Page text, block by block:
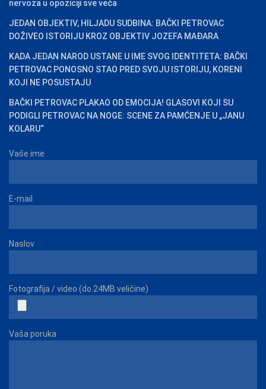
nervoza u opoziciji sve veća
JEDAN OBJEKTIV, HILJADU SUDBINA: BAČKI PETROVAC
DOŽIVEO ISTORIJU KROZ OBJEKTIV JOZEFA MAĐARA
KADA JEDAN NAROD USTANE U IME SVOG IDENTITETA: BAČKI
PETROVAC PONOSNO STAO PRED SVOJU ISTORIJU, KORENI
KOJI NE POSUSTAJU
BAČKI PETROVAC PLAKAO OD EMOCIJA! GLASOVI KOJI SU
PODIGLI PETROVAC NA NOGE: SCENE ZA PAMĆENJE U „JANU
KOLARU“
Vaše ime
E-mail
Naslov
Fotografija / video (do 24MB veličine)
Vaša poruka